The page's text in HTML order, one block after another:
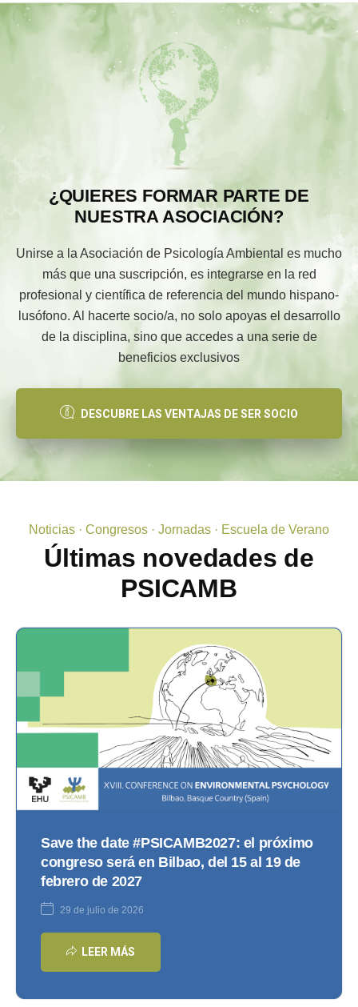
¿QUIERES FORMAR PARTE DE
NUESTRA ASOCIACIÓN?
Unirse a la Asociación de Psicología Ambiental es mucho
más que una suscripción, es integrarse en la red
profesional y científica de referencia del mundo hispano-
lusófono. Al hacerte socio/a, no solo apoyas el desarrollo
de la disciplina, sino que accedes a una serie de
beneficios exclusivos
DESCUBRE LAS VENTAJAS DE SER SOCIO
Noticias · Congresos · Jornadas · Escuela de Verano
Últimas novedades de
PSICAMB
Save the date #PSICAMB2027: el próximo
congreso será en Bilbao, del 15 al 19 de
febrero de 2027
29 de julio de 2026
LEER MÁS